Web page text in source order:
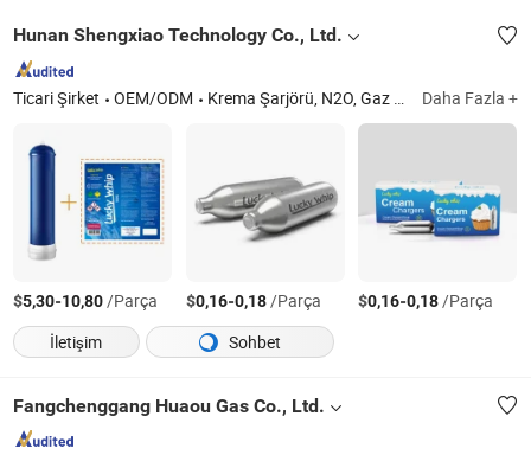
Hunan Shengxiao Technology Co., Ltd.
Ticari Şirket OEM/ODM Krema Şarjörü, N2O, Gaz Silindiri, Yüksek Saflıkta Gazlar, Düşük Saf Gaz, Gıda Sınıfı Gaz, Vape Daha Fazla +
$5,30-10,80/Parça $0,16-0,18/Parça $0,16-0,18/Parça
İletişim
Sohbet
Fangchenggang Huaou Gas Co., Ltd.